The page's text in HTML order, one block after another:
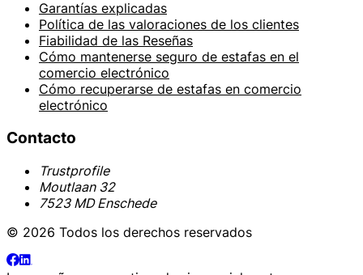
Garantías explicadas
Política de las valoraciones de los clientes
Fiabilidad de las Reseñas
Cómo mantenerse seguro de estafas en el
comercio electrónico
Cómo recuperarse de estafas en comercio
electrónico
Contacto
Trustprofile
Moutlaan 32
7523 MD Enschede
© 2026 Todos los derechos reservados